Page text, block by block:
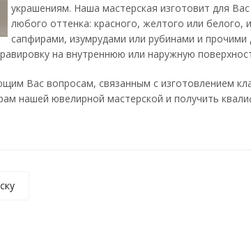
украшениям. Наша мастерская изготовит для
любого оттенка: красного, желтого или
сапфирами, изумрудами или рубинами и
на внутреннюю или наружную
Вас вопросам, связанным с изготовлением
нашей ювелирной мастерской и получить